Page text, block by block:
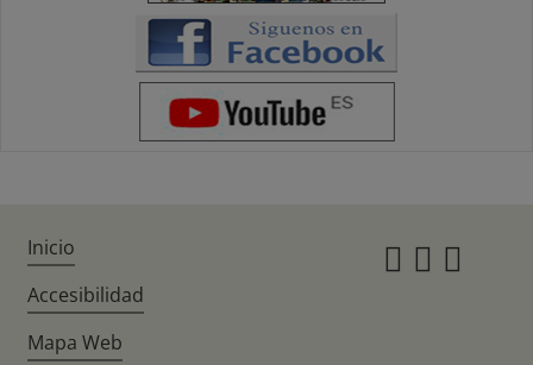
Inicio
Accesibilidad
Mapa Web